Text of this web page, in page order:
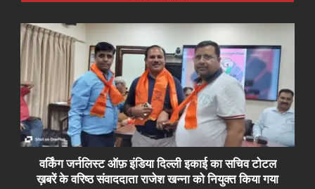
वर्किंग जर्नलिस्ट ऑफ़ इंडिया दिल्ली इकाई का सचिव टोटल
ख़बरें के वरिष्ठ संवाददाता राजेश खन्ना को नियुक्त किया गया